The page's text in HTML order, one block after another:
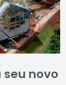
novo